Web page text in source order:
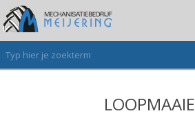
AANMELDEN ALS NIEUWE KLANT